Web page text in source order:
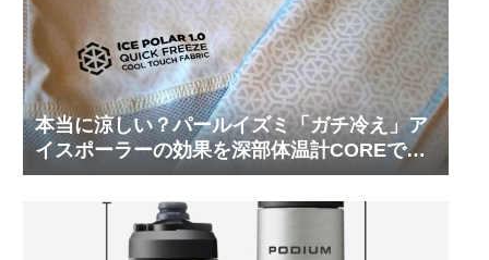
本当に涼しい？パールイズミ「ガチ冷え」ア
イスポーラーの効果を深部体温計COREで測
ってみた